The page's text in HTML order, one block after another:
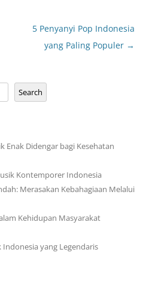
5 Penyanyi Pop Indonesia
yang Paling Populer →
Search
Enak Didengar bagi Kesehatan
Kontemporer Indonesia
Merasakan Kebahagiaan Melalui
Kehidupan Masyarakat
yang Legendaris